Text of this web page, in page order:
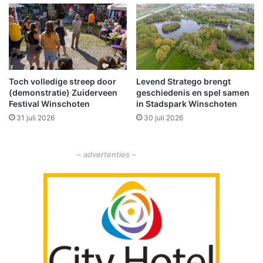
G
r
o
n
i
n
g
e
r
s
n
2
0
2
1
w
o
r
d
t
Toch volledige streep door
(demonstratie) Zuiderveen
Festival Winschoten
31 juli 2026
Levend Stratego brengt
geschiedenis en spel samen
in Stadspark Winschoten
30 juli 2026
– advertenties –